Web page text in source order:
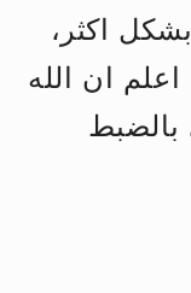
على حقيقة
اكثر،
ان الله
بالضبط